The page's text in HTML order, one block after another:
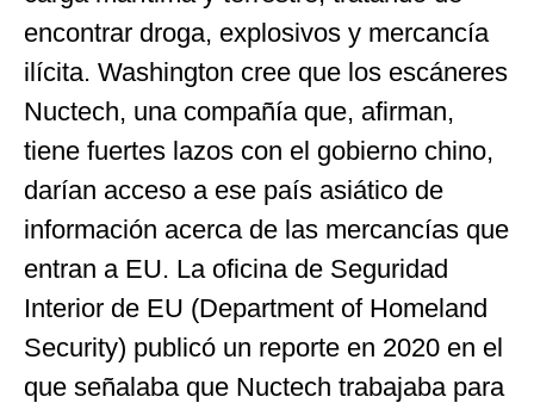
encontrar droga, explosivos y mercancía
ilícita. Washington cree que los escáneres
Nuctech, una compañía que, afirman,
tiene fuertes lazos con el gobierno chino,
darían acceso a ese país asiático de
información acerca de las mercancías que
entran a EU. La oficina de Seguridad
Interior de EU (Department of Homeland
Security) publicó un reporte en 2020 en el
que señalaba que Nuctech trabajaba para